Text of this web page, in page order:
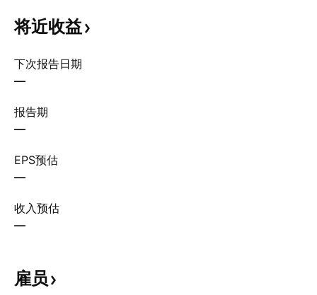
将近收益
下次报告日期
—
报告期
—
EPS预估
—
收入预估
—
雇员